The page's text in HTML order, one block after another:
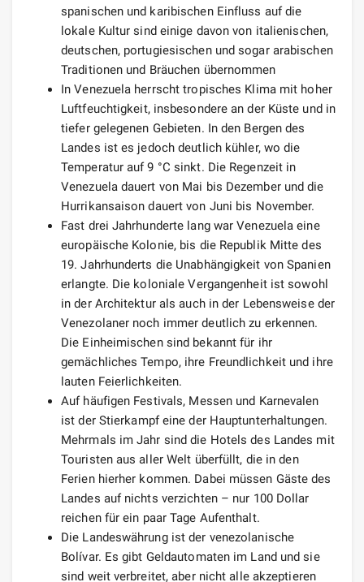
spanischen und karibischen Einfluss auf die
lokale Kultur sind einige davon von italienischen,
deutschen, portugiesischen und sogar arabischen
Traditionen und Bräuchen übernommen
In Venezuela herrscht tropisches Klima mit hoher
Luftfeuchtigkeit, insbesondere an der Küste und in
tiefer gelegenen Gebieten. In den Bergen des
Landes ist es jedoch deutlich kühler, wo die
Temperatur auf 9 °C sinkt. Die Regenzeit in
Venezuela dauert von Mai bis Dezember und die
Hurrikansaison dauert von Juni bis November.
Fast drei Jahrhunderte lang war Venezuela eine
europäische Kolonie, bis die Republik Mitte des
19. Jahrhunderts die Unabhängigkeit von Spanien
erlangte. Die koloniale Vergangenheit ist sowohl
in der Architektur als auch in der Lebensweise der
Venezolaner noch immer deutlich zu erkennen.
Die Einheimischen sind bekannt für ihr
gemächliches Tempo, ihre Freundlichkeit und ihre
lauten Feierlichkeiten.
Auf häufigen Festivals, Messen und Karnevalen
ist der Stierkampf eine der Hauptunterhaltungen.
Mehrmals im Jahr sind die Hotels des Landes mit
Touristen aus aller Welt überfüllt, die in den
Ferien hierher kommen. Dabei müssen Gäste des
Landes auf nichts verzichten – nur 100 Dollar
reichen für ein paar Tage Aufenthalt.
Die Landeswährung ist der venezolanische
Bolívar. Es gibt Geldautomaten im Land und sie
sind weit verbreitet, aber nicht alle akzeptieren